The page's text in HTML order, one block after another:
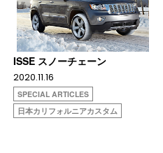
ISSE スノーチェーン
2020.11.16
SPECIAL ARTICLES
日本カリフォルニアカスタム